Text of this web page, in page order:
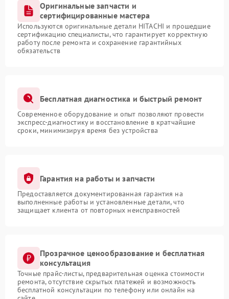
Оригинальные запчасти и
сертифицированные мастера
Используются оригинальные детали HITACHI и прошедшие
сертификацию специалисты, что гарантирует корректную
работу после ремонта и сохранение гарантийных
обязательств
Бесплатная диагностика и быстрый ремонт
Современное оборудование и опыт позволяют провести
экспресс-диагностику и восстановление в кратчайшие
сроки, минимизируя время без устройства
Гарантия на работы и запчасти
Предоставляется документированная гарантия на
выполненные работы и установленные детали, что
защищает клиента от повторных неисправностей
Прозрачное ценообразование и бесплатная
консультация
Точные прайс-листы, предварительная оценка стоимости
ремонта, отсутствие скрытых платежей и возможность
бесплатной консультации по телефону или онлайн на